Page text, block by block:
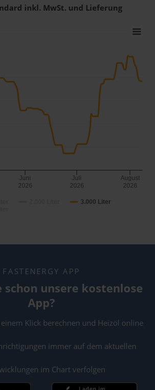
inkl. MwSt. und Lieferung
3.000 Liter
Juni
2026
Juli
2026
August
2026
FASTENERGY APP
schon unsere kostenlose
App?
Klick berechnen und Heizöl online
immer auf dem aktuellen
im Chart verfolgen